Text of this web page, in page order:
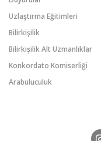
Uzlaştırma Eğitimleri
Bilirkişilik
Bilirkişilik Alt Uzmanlıklar
Konkordato Komiserliği
Arabuluculuk